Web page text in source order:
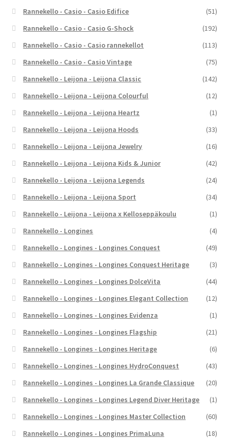
Rannekello - Casio - Casio Edifice
(51)
Rannekello - Casio - Casio G-Shock
(192)
Rannekello - Casio - Casio rannekellot
(113)
Rannekello - Casio - Casio Vintage
(75)
Rannekello - Leijona - Leijona Classic
(142)
Rannekello - Leijona - Leijona Colourful
(12)
Rannekello - Leijona - Leijona Heartz
(1)
Rannekello - Leijona - Leijona Hoods
(33)
Rannekello - Leijona - Leijona Jewelry
(16)
Rannekello - Leijona - Leijona Kids & Junior
(42)
Rannekello - Leijona - Leijona Legends
(24)
Rannekello - Leijona - Leijona Sport
(34)
Rannekello - Leijona - Leijona x Kelloseppäkoulu
(1)
Rannekello - Longines
(4)
Rannekello - Longines - Longines Conquest
(49)
Rannekello - Longines - Longines Conquest Heritage
(3)
Rannekello - Longines - Longines DolceVita
(44)
Rannekello - Longines - Longines Elegant Collection
(12)
Rannekello - Longines - Longines Evidenza
(1)
Rannekello - Longines - Longines Flagship
(21)
Rannekello - Longines - Longines Heritage
(6)
Rannekello - Longines - Longines HydroConquest
(43)
Rannekello - Longines - Longines La Grande Classique
(20)
Rannekello - Longines - Longines Legend Diver Heritage
(1)
Rannekello - Longines - Longines Master Collection
(60)
Rannekello - Longines - Longines PrimaLuna
(18)